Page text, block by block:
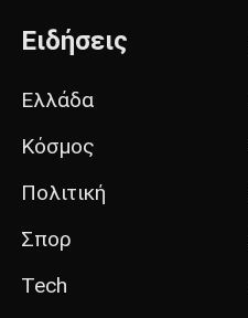
Ειδήσεις
Ελλάδα
Κόσμος
Πολιτική
Σπορ
Tech